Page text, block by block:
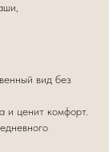
вид без
и ценит комфорт.